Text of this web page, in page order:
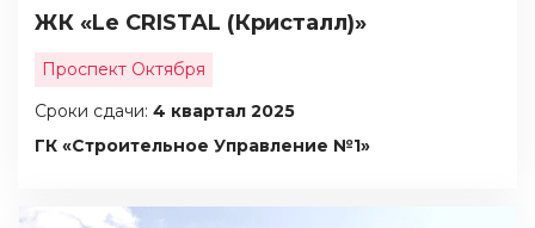
ЖК «Le CRISTAL (Кристалл)»
Проспект Октября
Сроки сдачи: 4 квартал 2025
ГК «Строительное Управление №1»